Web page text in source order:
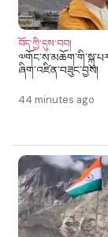
བོད་ཀྱི་དུས་བབ།
ཞིག་འཛིན་བཟུང་བྱས།
44 minutes ago